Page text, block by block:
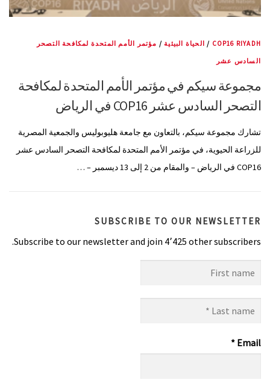
COP16 RIYADH
/ الحياة البيئية/ مؤتمر الأمم المتحدة لمكافحة التصحر
السادس عشر
مجموعة سيكم في مؤتمر الأمم المتحدة لمكافحة
التصحر السادس عشر COP16 في الرياض
تشارك مجموعة سيكم، بالتعاون مع جامعة هليوبوليس والجمعية المصرية
للزراعة الحيوية، في مؤتمر الأمم المتحدة لمكافحة التصحر السادس عشر
COP16 في الرياض – والمقام من 2 إلى 13 ديسمبر – …
SUBSCRIBE TO OUR NEWSLETTER
Subscribe to our newsletter and join 4٬425 other subscribers.
name
name
Email
*